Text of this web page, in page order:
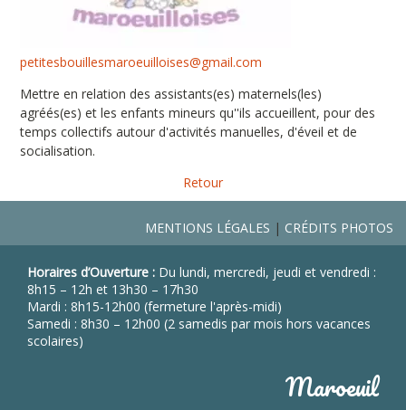
petitesbouillesmaroeuilloises@gmail.com
Mettre en relation des assistants(es) maternels(les)
agréés(es) et les enfants mineurs qu''ils accueillent, pour des
temps collectifs autour d'activités manuelles, d'éveil et de
socialisation.
Retour
MENTIONS LÉGALES CRÉDITS PHOTOS
Horaires d’Ouverture : Du lundi, mercredi, jeudi et vendredi :
8h15 – 12h et 13h30 – 17h30
Mardi : 8h15-12h00 (fermeture l'après-midi)
Samedi : 8h30 – 12h00 (2 samedis par mois hors vacances
scolaires)
Maroeuil